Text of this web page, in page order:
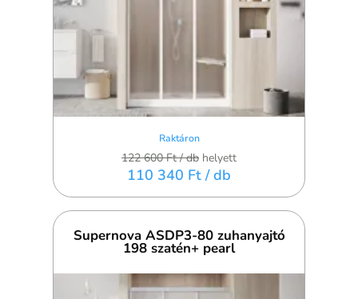
Raktáron
122 600 Ft/ db helyett
110 340 Ft / db
Supernova ASDP3-80 zuhanyajtó
198 szatén+ pearl